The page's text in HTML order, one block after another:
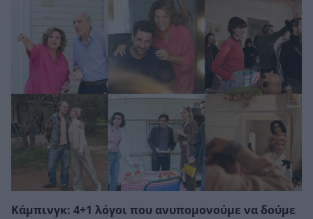
Κάμπινγκ: 4+1 λόγοι που ανυπομονούμε να δούμε